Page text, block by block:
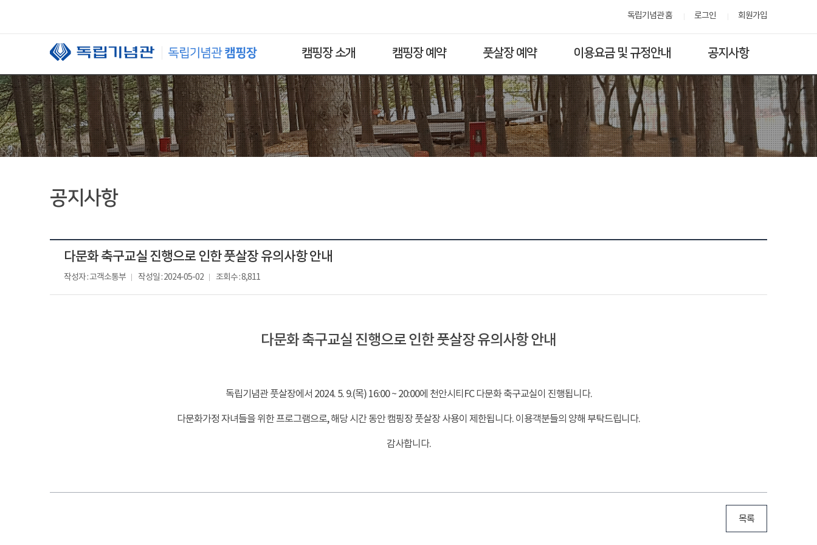
독립기념관 홈 로그인 회원가입
캠핑장 소개 캠핑장 예약 풋살장 예약 이용요금 및 규정안내 공지사항
공지사항
다문화 축구교실 진행으로 인한 풋살장 유의사항 안내
작성자 : 고객소통부 작성일 : 2024-05-02 조회수 : 8,811
다문화 축구교실 진행으로 인한 풋살장 유의사항 안내
독립기념관 풋살장에서 2024. 5. 9.(목) 16:00 ~ 20:00에 천안시티FC 다문화 축구교실이 진행됩니다.
다문화가정 자녀들을 위한 프로그램으로, 해당 시간 동안 캠핑장 풋살장 사용이 제한됩니다. 이용객분들의 양해 부탁드립니다.
감사합니다.
목록